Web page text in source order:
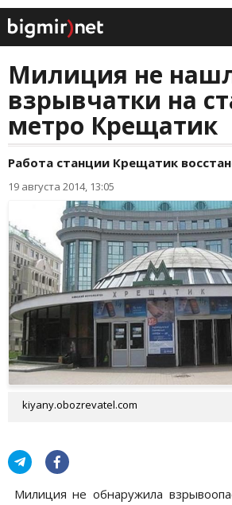
Милиция не
взрывчатки на
метро Крещатик
Работа станции Крещатик
19 августа 2014, 13:05
kiyany.obozrevatel.com
Милиция не обнаружила